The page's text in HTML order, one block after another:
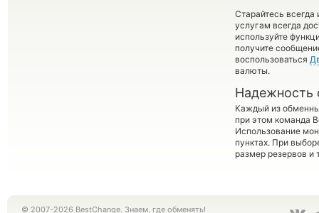
Старайтесь всегда
услугам всегда
используйте
получите
воспользоваться
валюты.
Надежность
Каждый из
при этом команда
Использование
пунктах. При
размер резервов и
© 2007-2026 BestChange. Знаем, где обменять!